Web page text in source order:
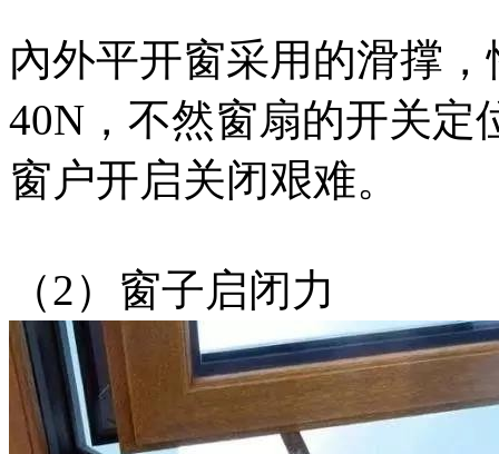
內外平开窗采用的滑撑
40N，不然窗扇的开关定
窗户开启关闭艰难。
（2）窗子启闭力